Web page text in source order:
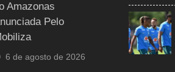
Amazonas
Pelo
6 de agosto de 2026